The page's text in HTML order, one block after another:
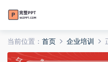
当前位置： 首页 企业培训